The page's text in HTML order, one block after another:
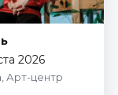
2026
Арт-центр